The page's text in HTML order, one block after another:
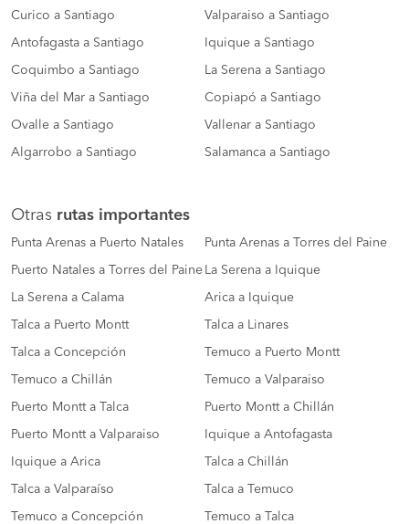
Curico a Santiago Valparaiso a Santiago
Antofagasta a Santiago Iquique a Santiago
Coquimbo a Santiago La Serena a Santiago
Viña del Mar a Santiago Copiapó a Santiago
Ovalle a Santiago Vallenar a Santiago
Algarrobo a Santiago Salamanca a Santiago
Otras rutas importantes
Punta Arenas a Puerto Natales Punta Arenas a Torres del Paine
Puerto Natales a Torres del Paine La Serena a Iquique
La Serena a Calama Arica a Iquique
Talca a Puerto Montt Talca a Linares
Talca a Concepción Temuco a Puerto Montt
Temuco a Chillán Temuco a Valparaiso
Puerto Montt a Talca Puerto Montt a Chillán
Puerto Montt a Valparaiso Iquique a Antofagasta
Iquique a Arica Talca a Chillán
Talca a Valparaíso Talca a Temuco
Temuco a Concepción Temuco a Talca